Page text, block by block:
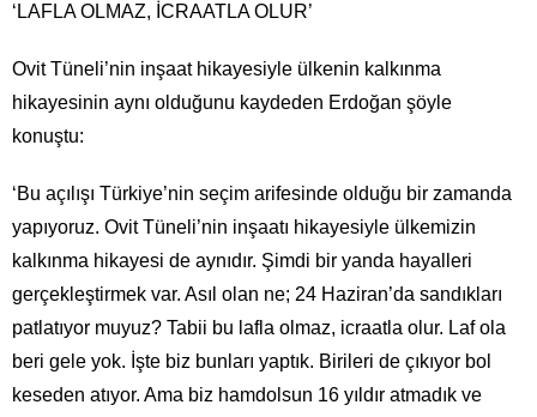
‘LAFLA OLMAZ, İCRAATLA OLUR’
Ovit Tüneli’nin inşaat hikayesiyle ülkenin kalkınma
hikayesinin aynı olduğunu kaydeden Erdoğan şöyle
konuştu:
‘Bu açılışı Türkiye’nin seçim arifesinde olduğu bir zamanda
yapıyoruz. Ovit Tüneli’nin inşaatı hikayesiyle ülkemizin
kalkınma hikayesi de aynıdır. Şimdi bir yanda hayalleri
gerçekleştirmek var. Asıl olan ne; 24 Haziran’da sandıkları
patlatıyor muyuz? Tabii bu lafla olmaz, icraatla olur. Laf ola
beri gele yok. İşte biz bunları yaptık. Birileri de çıkıyor bol
keseden atıyor. Ama biz hamdolsun 16 yıldır atmadık ve